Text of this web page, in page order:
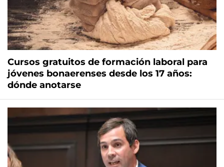
Cursos gratuitos de formación laboral para
jóvenes bonaerenses desde los 17 años:
dónde anotarse